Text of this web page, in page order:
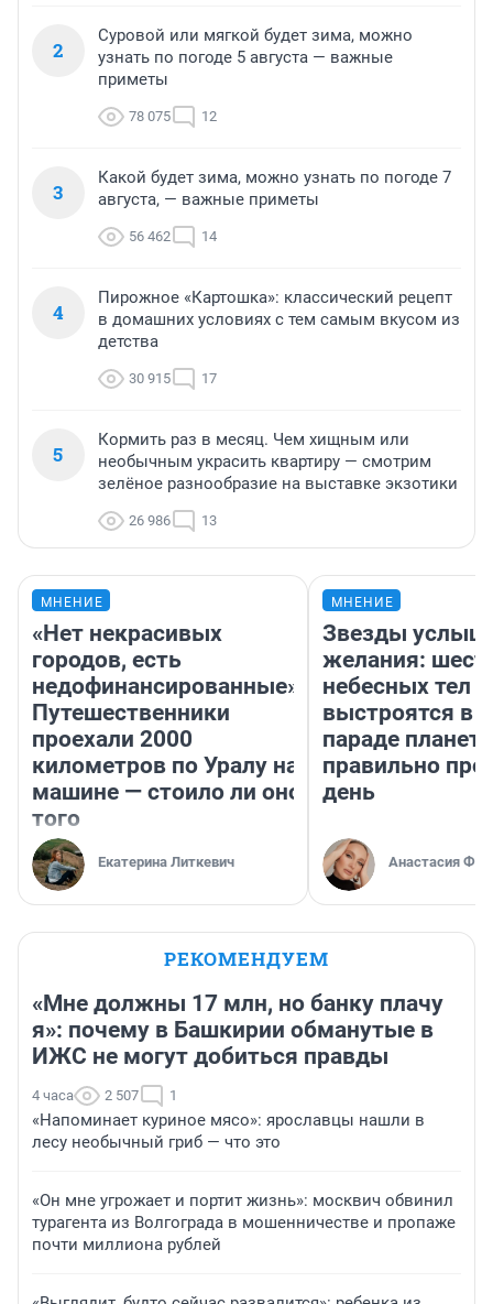
2
Суровой или мягкой будет зима, можно
узнать по погоде 5 августа — важные
приметы
78 075 12
3
Какой будет зима, можно узнать по погоде 7
августа, — важные приметы
56 462 14
4
Пирожное «Картошка»: классический рецепт
в домашних условиях с тем самым вкусом из
детства
30 915 17
5
Кормить раз в месяц. Чем хищным или
необычным украсить квартиру — смотрим
зелёное разнообразие на выставке экзотики
26 986 13
МНЕНИЕ
«Нет некрасивых
городов, есть
недофинансированные».
Путешественники
проехали 2000
километров по Уралу на
машине — стоило ли оно
того
Екатерина Литкевич
МНЕНИЕ
Звезды
желания:
небесных тел
выстроятся в
параде планет
правильно
день
Анастасия
РЕКОМЕНДУЕМ
«Мне должны 17 млн, но банку плачу
я»: почему в Башкирии обманутые в
ИЖС не могут добиться правды
4 часа 2 507 1
«Напоминает куриное мясо»: ярославцы нашли в
лесу необычный гриб — что это
«Он мне угрожает и портит жизнь»: москвич обвинил
турагента из Волгограда в мошенничестве и пропаже
почти миллиона рублей